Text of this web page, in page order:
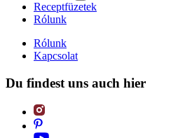
Receptfüzetek
Rólunk
Rólunk
Kapcsolat
Du findest uns auch hier